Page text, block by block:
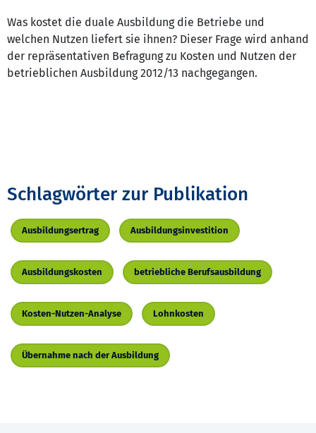
Was kostet die duale Ausbildung die Betriebe und
welchen Nutzen liefert sie ihnen? Dieser Frage wird anhand
der repräsentativen Befragung zu Kosten und Nutzen der
betrieblichen Ausbildung 2012/13 nachgegangen.
Schlagwörter zur Publikation
Ausbildungsertrag Ausbildungsinvestition
Ausbildungskosten betriebliche Berufsausbildung
Kosten-Nutzen-Analyse Lohnkosten
Übernahme nach der Ausbildung